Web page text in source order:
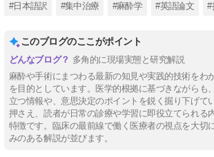
#日本語訳 #集中治療 #麻酔学 #英語論文 #
このブログのここがポイント
多角的に現場実態と研究解説
麻酔や手術にまつわる最新の知見や実践的技術をわ
を目的としています。医学的根拠に基づきながらも
立つ情報や、意思決定のポイントを鋭く掘り下げて
押さえ、読者が日常の診療や学習に即役立てられる
特徴です。臨床の最前線で働く医療者の視点を大切
みのある解説が並びます。